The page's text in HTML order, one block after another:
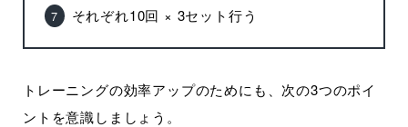
それぞれ10回 × 3セット行う
トレーニングの効率アップのためにも、次の3つのポイ
ントを意識しましょう。